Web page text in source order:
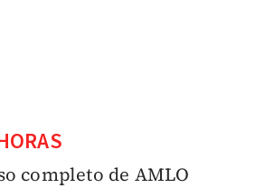
completo de AMLO